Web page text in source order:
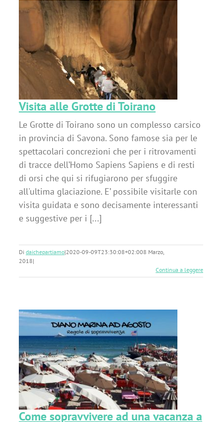
Visita alle Grotte di Toirano
Le Grotte di Toirano sono un complesso carsico
in provincia di Savona. Sono famose sia per le
spettacolari concrezioni che per i ritrovamenti
di tracce dell’Homo Sapiens Sapiens e di resti
di orsi che qui si rifugiarono per sfuggire
all'ultima glaciazione. E’ possibile visitarle con
visita guidata e sono decisamente interessanti
e suggestive per i [...]
Di daichepartiamo|2020-09-09T23:30:08+02:008 Marzo,
2018|
Continua a leggere
Come sopravvivere ad una vacanza a